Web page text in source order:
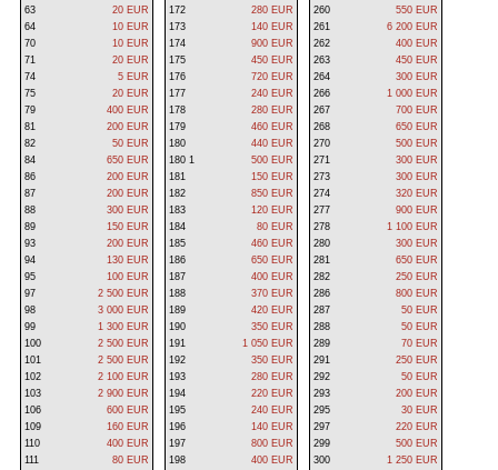
63
20 EUR
64
10 EUR
70
10 EUR
71
20 EUR
74
5 EUR
75
20 EUR
79
400 EUR
81
200 EUR
82
50 EUR
84
650 EUR
86
200 EUR
87
200 EUR
88
300 EUR
89
150 EUR
93
200 EUR
94
130 EUR
95
100 EUR
97
2 500 EUR
98
3 000 EUR
99
1 300 EUR
100
2 500 EUR
101
2 500 EUR
102
2 100 EUR
103
2 900 EUR
106
600 EUR
109
160 EUR
110
400 EUR
111
80 EUR
172
280 EUR
173
140 EUR
174
900 EUR
175
450 EUR
176
720 EUR
177
240 EUR
178
280 EUR
179
460 EUR
180
440 EUR
180 1
500 EUR
181
150 EUR
182
850 EUR
183
120 EUR
184
80 EUR
185
460 EUR
186
650 EUR
187
400 EUR
188
370 EUR
189
420 EUR
190
350 EUR
191
1 050 EUR
192
350 EUR
193
280 EUR
194
220 EUR
195
240 EUR
196
140 EUR
197
800 EUR
198
400 EUR
260
550 EUR
261
6 200 EUR
262
400 EUR
263
450 EUR
264
300 EUR
266
1 000 EUR
267
700 EUR
268
650 EUR
270
500 EUR
271
300 EUR
273
300 EUR
274
320 EUR
277
900 EUR
278
1 100 EUR
280
300 EUR
281
650 EUR
282
250 EUR
286
800 EUR
287
50 EUR
288
50 EUR
289
70 EUR
291
250 EUR
292
50 EUR
293
200 EUR
295
30 EUR
297
220 EUR
299
500 EUR
300
1 250 EUR